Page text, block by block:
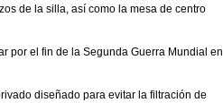
de la silla, así como la mesa de centro
por el fin de la Segunda Guerra Mundial en
diseñado para evitar la filtración de